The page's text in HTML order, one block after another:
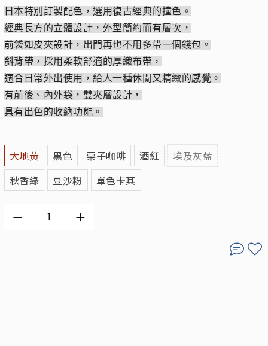
日本特別訂製配色，選用復古經典的撞色。
經典長方的立體設計，外型簡約而有層次，
前袋如皮夾設計，出門再也不用多帶一個錢包。
斜背帶，採用柔軟舒適的厚織布帶，
適合日常外出使用，給人一種休閒又精緻的感覺。
有前後、內外袋，雙夾層設計，
具有出色的收納功能。
大地黃 黑色 栗子咖啡 酒紅
埃及灰藍
秋香綠
豆沙粉 單色卡其